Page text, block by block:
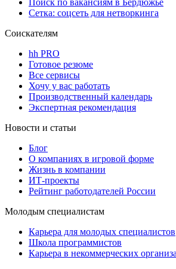
Поиск по вакансиям в Бердюжье
Сетка: соцсеть для нетворкинга
Соискателям
hh PRO
Готовое резюме
Все сервисы
Хочу у вас работать
Производственный календарь
Экспертная рекомендация
Новости и статьи
Блог
О компаниях в игровой форме
Жизнь в компании
ИТ-проекты
Рейтинг работодателей России
Молодым специалистам
Карьера для молодых специалистов
Школа программистов
Карьера в некоммерческих